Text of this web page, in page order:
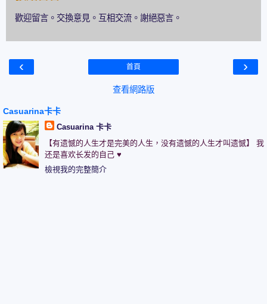
歡迎留言。交換意見。互相交流。謝絕惡言。
‹ ›
首頁
查看網路版
Casuarina卡卡
Casuarina 卡卡
【有遗憾的人生才是完美的人生，没有遗憾的人生才叫遗憾】 我
还是喜欢长发的自己 ♥
檢視我的完整簡介